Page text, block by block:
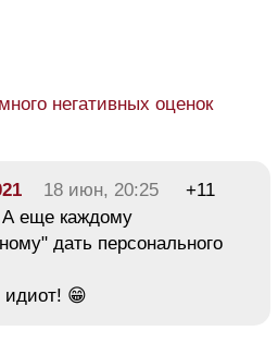
негативных оценок
18 июн, 20:25
+11
еще каждому
дать персонального
идиот! 😁